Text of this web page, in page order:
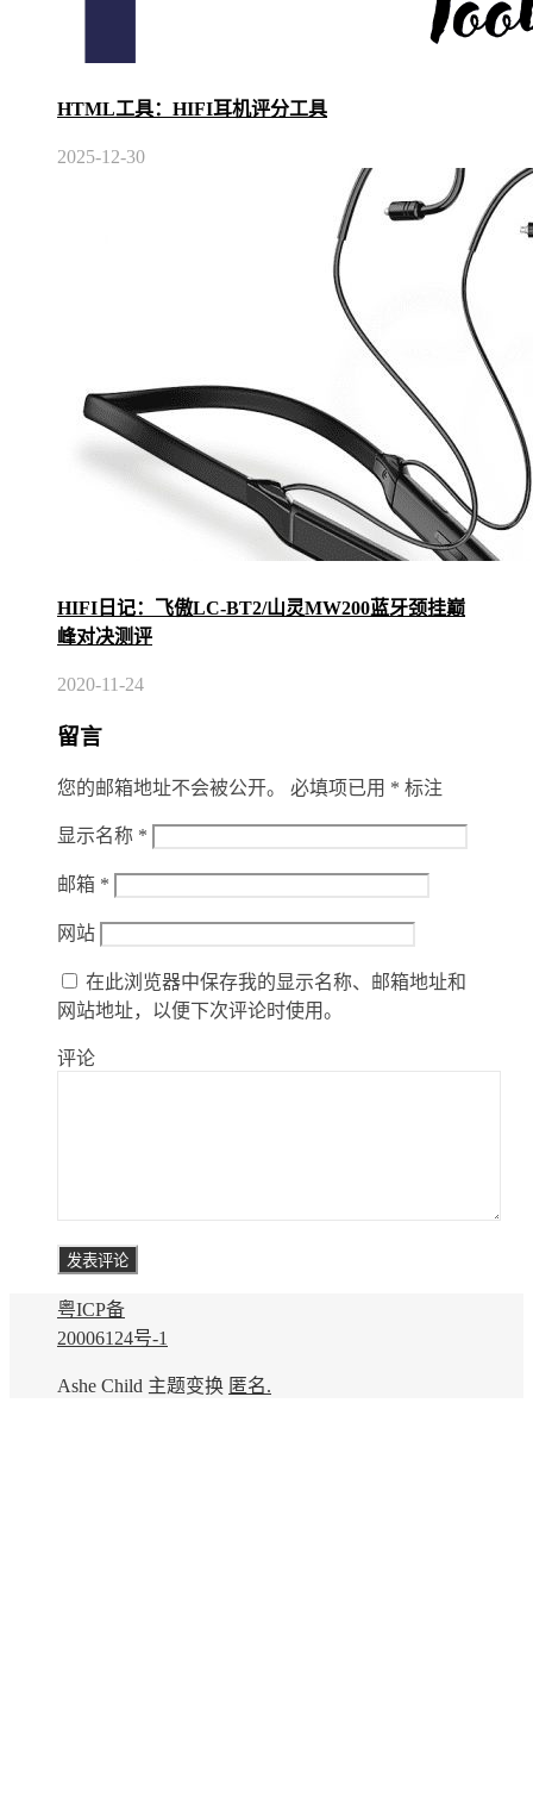
HTML工具：HIFI耳机评分工具
2025-12-30
HIFI日记：飞傲LC-BT2/山灵MW200蓝牙颈挂巅
峰对决测评
2020-11-24
留言
您的邮箱地址不会被公开。 必填项已用 * 标注
显示名称 *
邮箱 *
网站
在此浏览器中保存我的显示名称、邮箱地址和
网站地址，以便下次评论时使用。
评论
粤ICP备
20006124号-1
Ashe Child 主题变换 匿名.